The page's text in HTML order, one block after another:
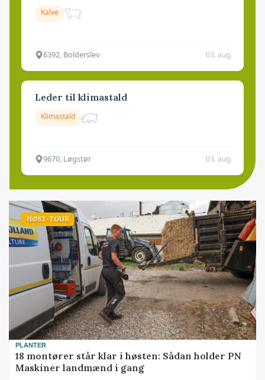
Kalve
6392, Bolderslev 03. aug.
Leder til klimastald
Klimastald
9670, Løgstør 03. aug.
HØST-TOUR
PLANTER
18 montører står klar i høsten: Sådan holder PN
Maskiner landmænd i gang